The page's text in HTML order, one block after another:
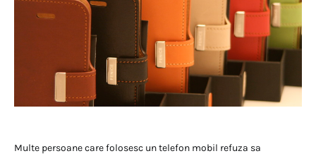
Multe persoane care folosesc un telefon mobil refuza sa